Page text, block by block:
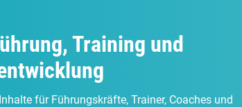
Training und
für Führungskräfte, Trainer, Coaches und